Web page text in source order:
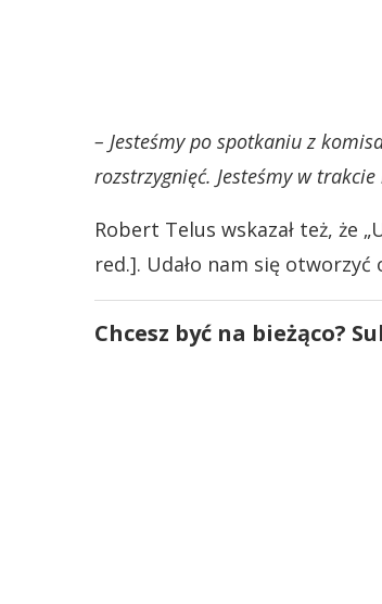
– Jesteśmy po spotkaniu z
rozstrzygnięć. Jesteśmy w
Robert Telus wskazał też, że
red.]. Udało nam się otworzyć
Chcesz być na bieżąco?